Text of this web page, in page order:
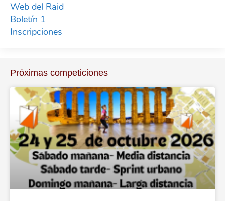
Web del Raid
Boletín 1
Inscripciones
Próximas competiciones